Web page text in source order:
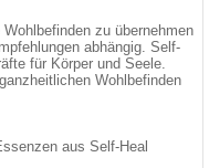
zu übernehmen
abhängig. Self-
für Körper und Seele.
Wohlbefinden
aus Self-Heal